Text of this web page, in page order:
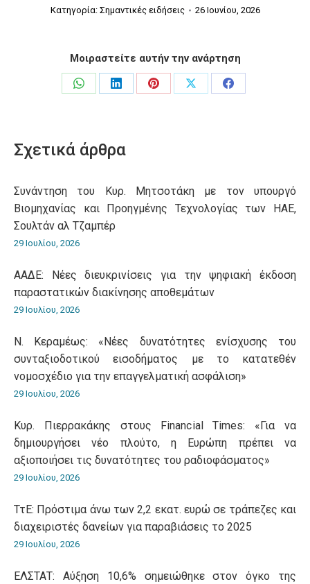
Κατηγορία: Σημαντικές ειδήσεις 26 Ιουνίου, 2026
Μοιραστείτε αυτήν την ανάρτηση
Share
Share
Share
Share
Share
Σχετικά άρθρα
Συνάντηση του Κυρ. Μητσοτάκη με τον υπουργό
Βιομηχανίας και Προηγμένης Τεχνολογίας των ΗΑΕ,
Σουλτάν αλ Τζαμπέρ
29 Ιουλίου, 2026
ΑΑΔΕ: Νέες διευκρινίσεις για την ψηφιακή έκδοση
παραστατικών διακίνησης αποθεμάτων
29 Ιουλίου, 2026
Ν. Κεραμέως: «Νέες δυνατότητες ενίσχυσης του
συνταξιοδοτικού εισοδήματος με το κατατεθέν
νομοσχέδιο για την επαγγελματική ασφάλιση»
29 Ιουλίου, 2026
Κυρ. Πιερρακάκης στους Financial Times: «Για να
δημιουργήσει νέο πλούτο, η Ευρώπη πρέπει να
αξιοποιήσει τις δυνατότητες του ραδιοφάσματος»
29 Ιουλίου, 2026
ΤτΕ: Πρόστιμα άνω των 2,2 εκατ. ευρώ σε τράπεζες και
διαχειριστές δανείων για παραβιάσεις το 2025
29 Ιουλίου, 2026
ΕΛΣΤΑΤ: Αύξηση 10,6% σημειώθηκε στον όγκο της